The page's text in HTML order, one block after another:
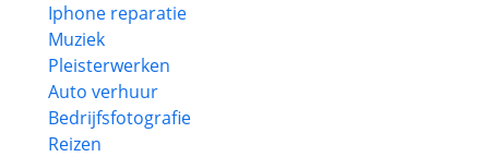
Iphone reparatie
Muziek
Pleisterwerken
Auto verhuur
Bedrijfsfotografie
Reizen